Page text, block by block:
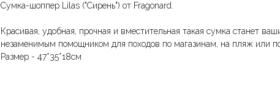
Сумка-шоппер Lilas ("Сирень") от Fragonard.
Красивая, удобная, прочная и вместительная такая сумка станет
незаменимым помощником для походов по магазинам, на пляж или
Размер - 47*35*18см